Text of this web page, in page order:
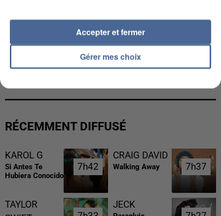
L’UN DES FONDATEURS SUPPOSÉS DE LA DZ
RÉCEMMENT DIFFUSÉ
KAROL G
Si Antes Te
Hubiera Conocido
7h42
7h42
CRAIG DAVID
Walking Away 7h37
7h37
TAYLOR
JECK
Gérer mes choix
Accepter et fermer